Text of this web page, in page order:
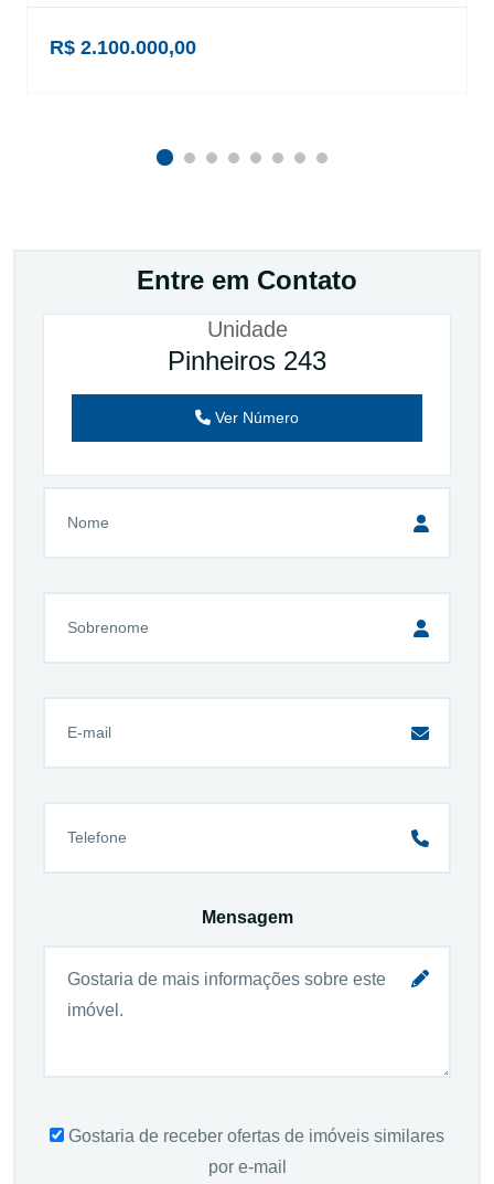
R$ 2.100.000,00
Entre em Contato
Unidade
Pinheiros 243
Ver Número
Mensagem
Gostaria de receber ofertas de imóveis similares
por e-mail